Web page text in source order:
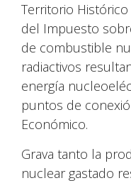
Territorio
del Impuesto
de combustible
radiactivos
energía
puntos de
Económico.
Grava tanto la
nuclear gastado